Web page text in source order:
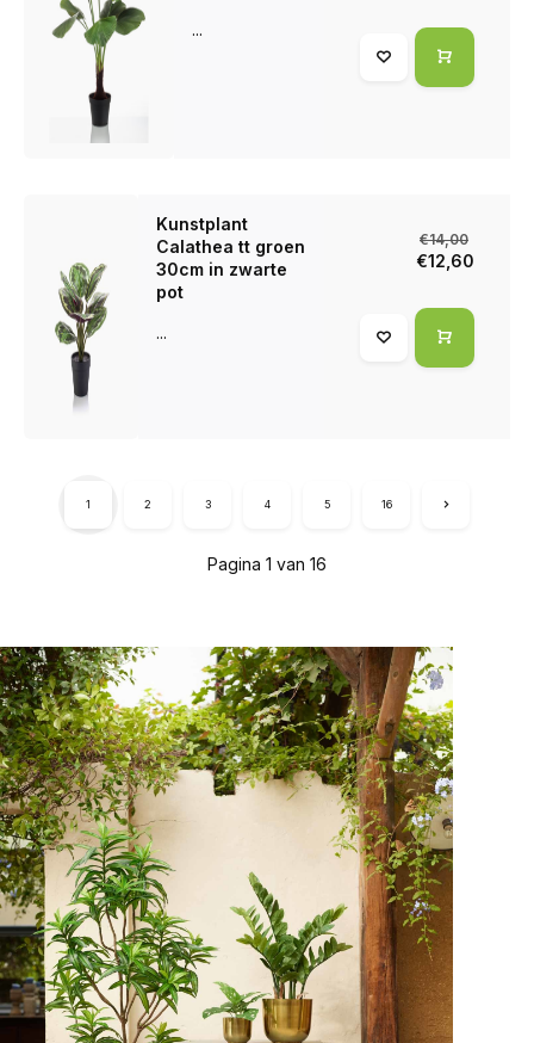
...
Kunstplant
Calathea tt groen
30cm in zwarte
pot
...
€14,00
€12,60
Pagina 1 van 16
1 2 3 4 5 16